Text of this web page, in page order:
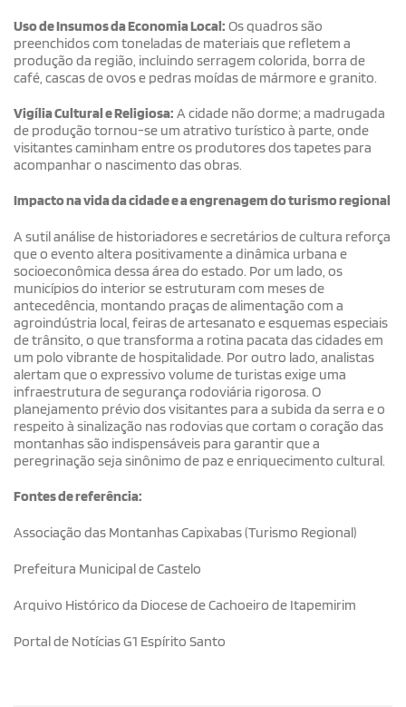
Uso de Insumos da Economia Local: Os quadros são
preenchidos com toneladas de materiais que refletem a
produção da região, incluindo serragem colorida, borra de
café, cascas de ovos e pedras moídas de mármore e granito.
Vigília Cultural e Religiosa: A cidade não dorme; a madrugada
de produção tornou-se um atrativo turístico à parte, onde
visitantes caminham entre os produtores dos tapetes para
acompanhar o nascimento das obras.
Impacto na vida da cidade e a engrenagem do turismo regional
A sutil análise de historiadores e secretários de cultura reforça
que o evento altera positivamente a dinâmica urbana e
socioeconômica dessa área do estado. Por um lado, os
municípios do interior se estruturam com meses de
antecedência, montando praças de alimentação com a
agroindústria local, feiras de artesanato e esquemas especiais
de trânsito, o que transforma a rotina pacata das cidades em
um polo vibrante de hospitalidade. Por outro lado, analistas
alertam que o expressivo volume de turistas exige uma
infraestrutura de segurança rodoviária rigorosa. O
planejamento prévio dos visitantes para a subida da serra e o
respeito à sinalização nas rodovias que cortam o coração das
montanhas são indispensáveis para garantir que a
peregrinação seja sinônimo de paz e enriquecimento cultural.
Fontes de referência:
Associação das Montanhas Capixabas (Turismo Regional)
Prefeitura Municipal de Castelo
Arquivo Histórico da Diocese de Cachoeiro de Itapemirim
Portal de Notícias G1 Espírito Santo